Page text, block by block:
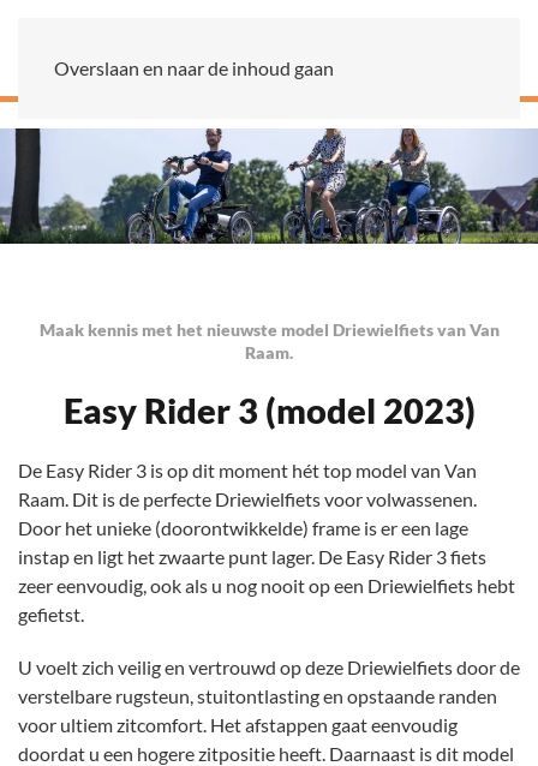
Overslaan en naar de inhoud gaan
Maak kennis met het nieuwste model Driewielfiets van Van
Raam.
Easy Rider 3 (model 2023)
De Easy Rider 3 is op dit moment hét top model van Van
Raam. Dit is de perfecte Driewielfiets voor volwassenen.
Door het unieke (doorontwikkelde) frame is er een lage
instap en ligt het zwaarte punt lager. De Easy Rider 3 fiets
zeer eenvoudig, ook als u nog nooit op een Driewielfiets hebt
gefietst.
U voelt zich veilig en vertrouwd op deze Driewielfiets door de
verstelbare rugsteun, stuitontlasting en opstaande randen
voor ultiem zitcomfort. Het afstappen gaat eenvoudig
doordat u een hogere zitpositie heeft. Daarnaast is dit model